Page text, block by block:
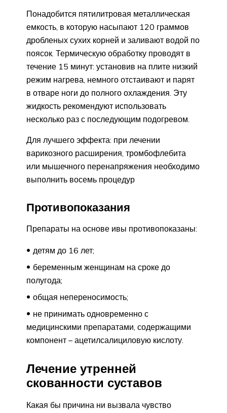
Понадобится пятилитровая металлическая
емкость, в которую насыпают 120 граммов
дробленых сухих корней и заливают водой по
поясок. Термическую обработку проводят в
течение 15 минут: установив на плите низкий
режим нагрева, немного отстаивают и парят
в отваре ноги до полного охлаждения. Эту
жидкость рекомендуют использовать
несколько раз с последующим подогревом.
Для лучшего эффекта: при лечении
варикозного расширения, тромбофлебита
или мышечного перенапряжения необходимо
выполнить восемь процедур
Противопоказания
Препараты на основе ивы противопоказаны:
детям до 16 лет;
беременным женщинам на сроке до
полугода;
общая непереносимость;
не принимать одновременно с
медицинскими препаратами, содержащими
компонент – ацетилсалициловую кислоту.
Лечение утренней
скованности суставов
Какая бы причина ни вызвала чувство